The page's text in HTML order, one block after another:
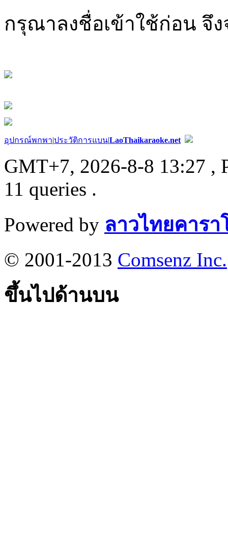
กรุณาลงชื่อเข้าใช้ก่อน จึ
อุปกรณ์พกพา|ประวัติการแบน|LaoThaikaraoke.net
GMT+7, 2026-8-8 13:27 ,
11 queries .
Powered by ลาวไทยคารา
© 2001-2013 Comsenz Inc.
ขึ้นไปด้านบน